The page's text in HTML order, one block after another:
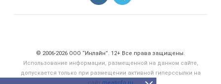
© 2006‑2026 ООО “Инлайн”. 12+ Все права защищены.
Использование информации, размещенной на данном сайте,
допускается только при размещении активной гиперссылки на